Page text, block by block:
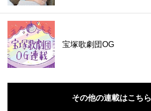
宝塚歌劇団OG
その他の連載はこちら